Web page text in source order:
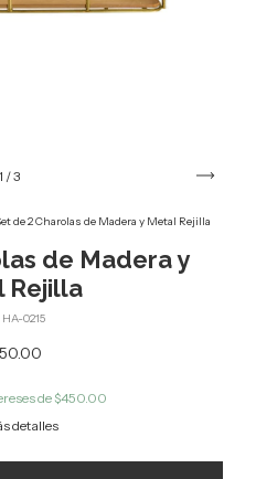
/3
de 2 Charolas de Madera y Metal Rejilla
de Madera y
Rejilla
HA-0215
de $450.00
detalles